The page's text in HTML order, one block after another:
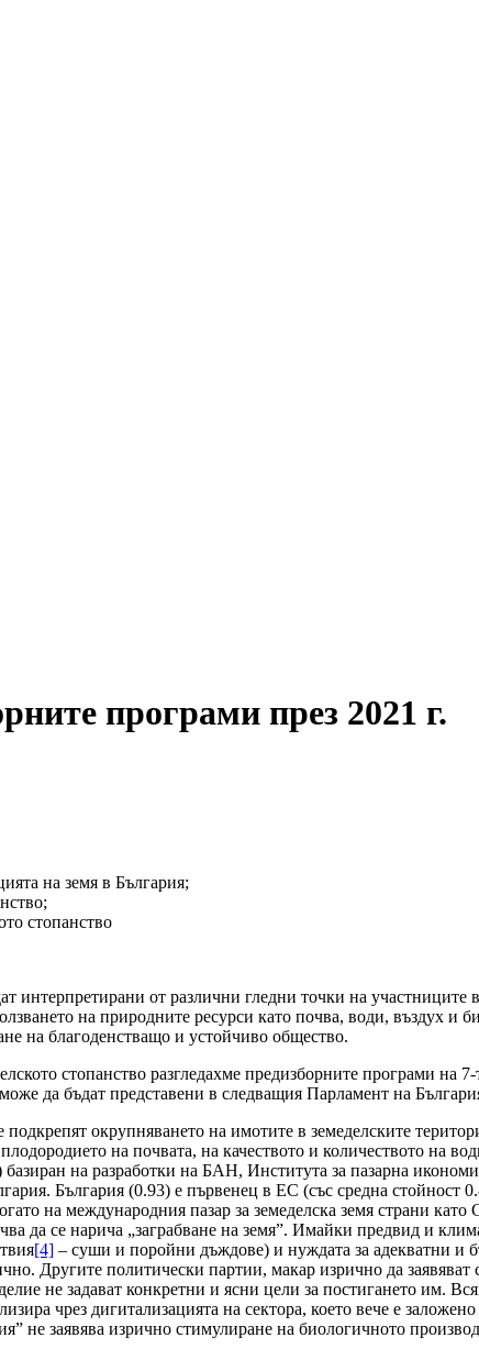
програми през 2021 г.
на земя в България;
стопанство
интерпретирани от различни гледни точки на участниците
на природните ресурси като почва, води, въздух и
на благоденстващо и устойчиво общество.
стопанство разгледахме предизборните програми на
да бъдат представени в следващия Парламент на
окрупняването на имотите в земеделските
на почвата, на качеството и количеството на
базиран на разработки на БАН, Института за пазарна
България (0.93) е първенец в ЕС (със средна стойност
на международния пазар за земеделска земя страни
да се нарича „заграбване на земя”. Имайки предвид и
[4] – суши и поройни дъждове) и нуждата за адекватни и
Другите политически партии, макар изрично да
не задават конкретни и ясни цели за постигането им.
чрез дигитализацията на сектора, което вече е
не заявява изрично стимулиране на биологичното